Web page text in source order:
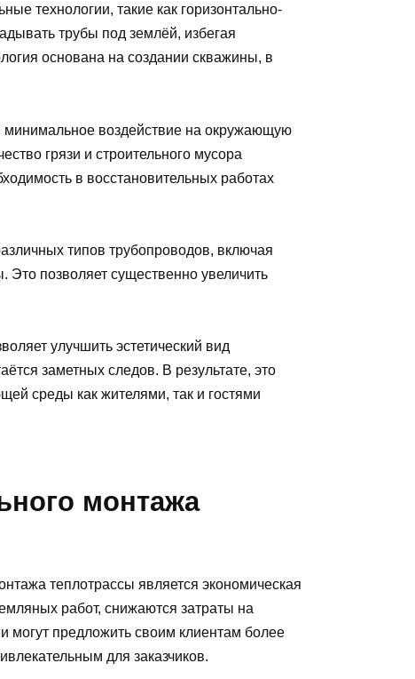
технологии, такие как горизонтально-
трубы под землёй, избегая
основана на создании скважины, в
воздействие на окружающую
грязи и строительного мусора
в восстановительных работах
типов трубопроводов, включая
Это позволяет существенно увеличить
улучшить эстетический вид
заметных следов. В результате, это
среды как жителями, так и гостями
монтажа
теплотрассы является экономическая
работ, снижаются затраты на
могут предложить своим клиентам более
для заказчиков.